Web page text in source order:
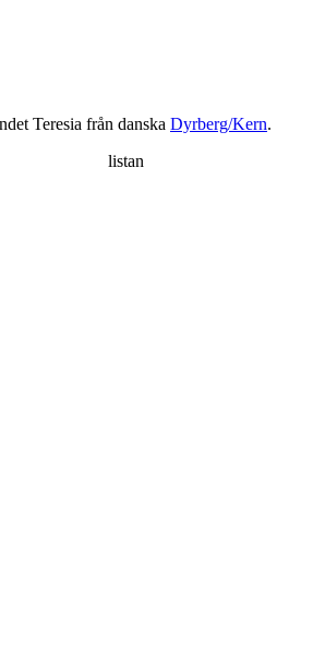
Teresia från danska Dyrberg/Kern.